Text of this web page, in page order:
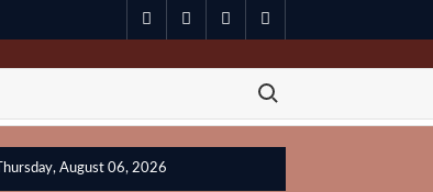
spotify twitter facebook
Search for:
Thursday, August 06, 2026